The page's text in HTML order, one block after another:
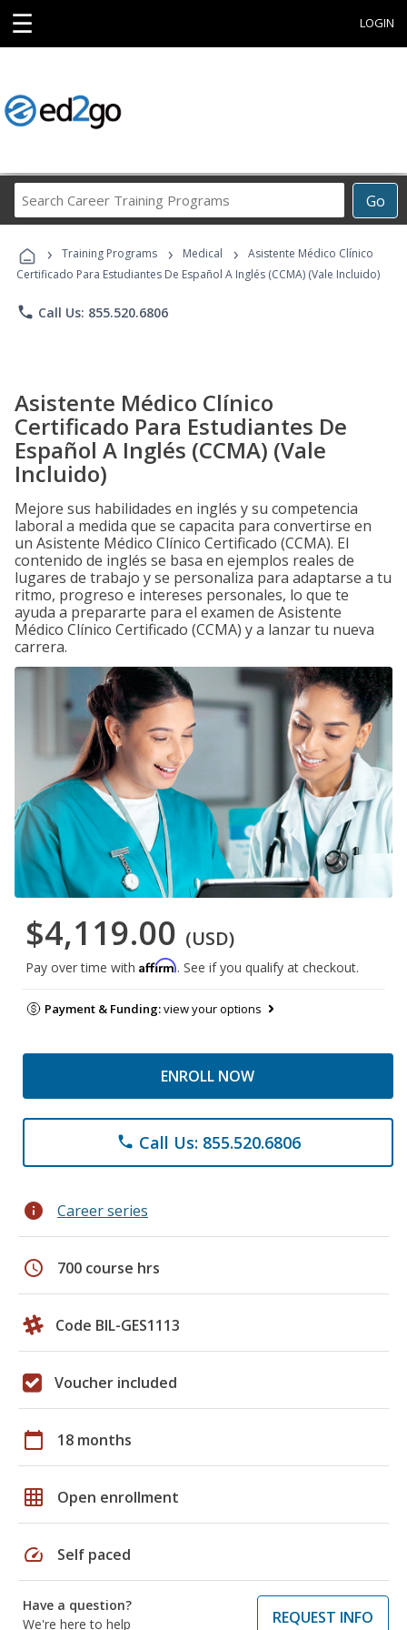
☰ LOGIN
Go
Career
Programs
› Training Programs › Medical ›
Asistente Médico Clínico
Certificado Para Estudiantes De Español A Inglés (CCMA) (Vale Incluido)
phone Call Us: 855.520.6806
Asistente Médico Clínico
Certificado Para Estudiantes De
Español A Inglés (CCMA) (Vale
Incluido)
Mejore sus habilidades en inglés y su competencia
laboral a medida que se capacita para convertirse en
un Asistente Médico Clínico Certificado (CCMA). El
contenido de inglés se basa en ejemplos reales de
lugares de trabajo y se personaliza para adaptarse a tu
ritmo, progreso e intereses personales, lo que te
ayuda a prepararte para el examen de Asistente
Médico Clínico Certificado (CCMA) y a lanzar tu nueva
carrera.
$4,119.00 (USD)
Pay over time with Affirm. See if you qualify at checkout.
Payment & Funding:view your options
ENROLL NOW
phone Call Us: 855.520.6806
info Career series
schedule 700 course hrs
Code BIL-GES1113
Voucher included
calendar_today 18 months
grid_on Open enrollment
speed Self paced
Have a question?
We're here to help
REQUEST INFO